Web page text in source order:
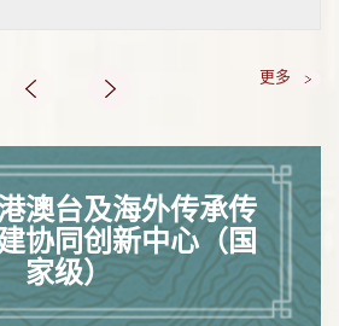
更多
澳台及海外传承传
协同创新中心（国
家级）